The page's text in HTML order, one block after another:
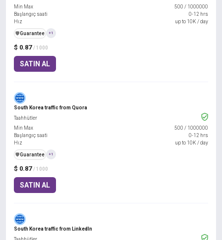
$ 0.87 / 1000
SATIN AL
Min Max
500 / 1000000
Başlangıç saati
0-12 hrs
Hız
up to 10K / day
️🛡️Guarantee +1
South Korea traffic from Quora
$ 0.87 / 1000
SATIN AL
Taahhütler
Min Max
500 / 1000000
Başlangıç saati
0-12 hrs
Hız
up to 10K / day
️🛡️Guarantee +1
South Korea traffic from LinkedIn